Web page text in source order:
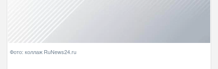
Фото: коллаж RuNews24.ru